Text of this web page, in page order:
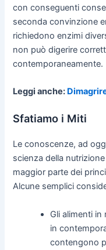
con conseguenti
seconda convinzione
richiedono enzimi
non può digerire
contemporaneamente.
Leggi anche:
Sfatiamo i Miti
Le conoscenze, ad
scienza della
maggior parte dei
Alcune semplici
Gli alimenti
in
contengono